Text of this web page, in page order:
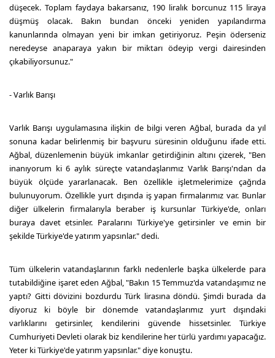
düşecek. Toplam faydaya bakarsanız, 190 liralık borcunuz 115 liraya
düşmüş olacak. Bakın bundan önceki yeniden yapılandırma
kanunlarında olmayan yeni bir imkan getiriyoruz. Peşin öderseniz
neredeyse anaparaya yakın bir miktarı ödeyip vergi dairesinden
çıkabiliyorsunuz."
- Varlık Barışı
Varlık Barışı uygulamasına ilişkin de bilgi veren Ağbal, burada da yıl
sonuna kadar belirlenmiş bir başvuru süresinin olduğunu ifade etti.
Ağbal, düzenlemenin büyük imkanlar getirdiğinin altını çizerek, "Ben
inanıyorum ki 6 aylık süreçte vatandaşlarımız Varlık Barışı'ndan da
büyük ölçüde yararlanacak. Ben özellikle işletmelerimize çağrıda
bulunuyorum. Özellikle yurt dışında iş yapan firmalarımız var. Bunlar
diğer ülkelerin firmalarıyla beraber iş kursunlar Türkiye'de, onları
buraya davet etsinler. Paralarını Türkiye'ye getirsinler ve emin bir
şekilde Türkiye'de yatırım yapsınlar." dedi.
Tüm ülkelerin vatandaşlarının farklı nedenlerle başka ülkelerde para
tutabildiğine işaret eden Ağbal, "Bakın 15 Temmuz'da vatandaşımız ne
yaptı? Gitti dövizini bozdurdu Türk lirasına döndü. Şimdi burada da
diyoruz ki böyle bir dönemde vatandaşlarımız yurt dışındaki
varlıklarını getirsinler, kendilerini güvende hissetsinler. Türkiye
Cumhuriyeti Devleti olarak biz kendilerine her türlü yardımı yapacağız.
Yeter ki Türkiye'de yatırım yapsınlar." diye konuştu.